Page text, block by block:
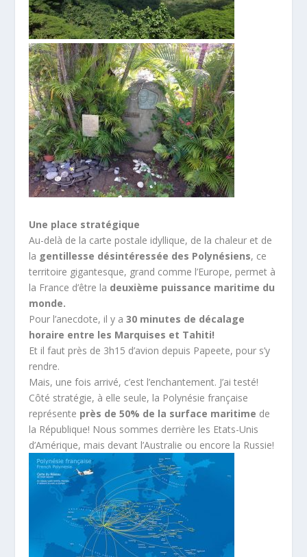
Une place stratégique
Au-delà de la carte postale idyllique, de la chaleur et de
la gentillesse désintéressée des Polynésiens, ce
territoire gigantesque, grand comme l’Europe, permet à
la France d’être la deuxième puissance maritime du
monde.
Pour l’anecdote, il y a30 minutes de décalage
horaire entre les Marquises et Tahiti!
Et il faut près de 3h15 d’avion depuis Papeete, pour s’y
rendre.
Mais, une fois arrivé, c’est l’enchantement. J’ai testé!
Côté stratégie, à elle seule, la Polynésie française
représente près de 50% de la surface maritime de
la République! Nous sommes derrière les Etats-Unis
d’Amérique, mais devant l’Australie ou encore la Russie!